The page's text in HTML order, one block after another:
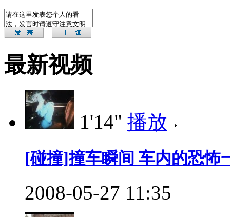
最新视频
1'14" 播放
[碰撞]撞车瞬间 车内的恐怖
2008-05-27 11:35